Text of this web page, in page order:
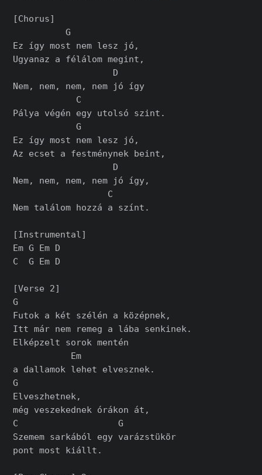
[Chorus]
          G
Ez így most nem lesz jó,
Ugyanaz a félálom megint,
                   D
Nem, nem, nem, nem jó így
            C
Pálya végén egy utolsó szint.
            G
Ez így most nem lesz jó,
Az ecset a festménynek beint,
                   D
Nem, nem, nem, nem jó így,
                  C
Nem találom hozzá a színt.
[Instrumental]
Em G Em D
C  G Em D
[Verse 2]
G
Futok a két szélén a középnek,
Itt már nem remeg a lába senkinek.
Elképzelt sorok mentén
           Em
a dallamok lehet elvesznek.
G
Elveszhetnek,
még veszekednek órákon át,
C                   G
Szemem sarkából egy varázstükör
pont most kiállt.